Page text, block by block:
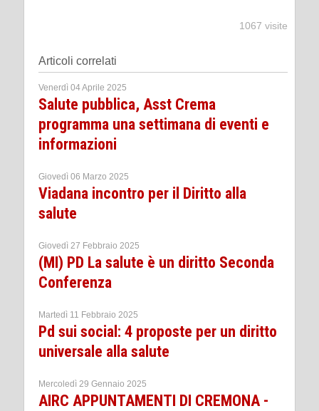
1067 visite
Articoli correlati
Venerdì 04 Aprile 2025
Salute pubblica, Asst Crema
programma una settimana di eventi e
informazioni
Giovedì 06 Marzo 2025
Viadana incontro per il Diritto alla
salute
Giovedì 27 Febbraio 2025
(MI) PD La salute è un diritto Seconda
Conferenza
Martedì 11 Febbraio 2025
Pd sui social: 4 proposte per un diritto
universale alla salute
Mercoledì 29 Gennaio 2025
AIRC APPUNTAMENTI DI CREMONA -